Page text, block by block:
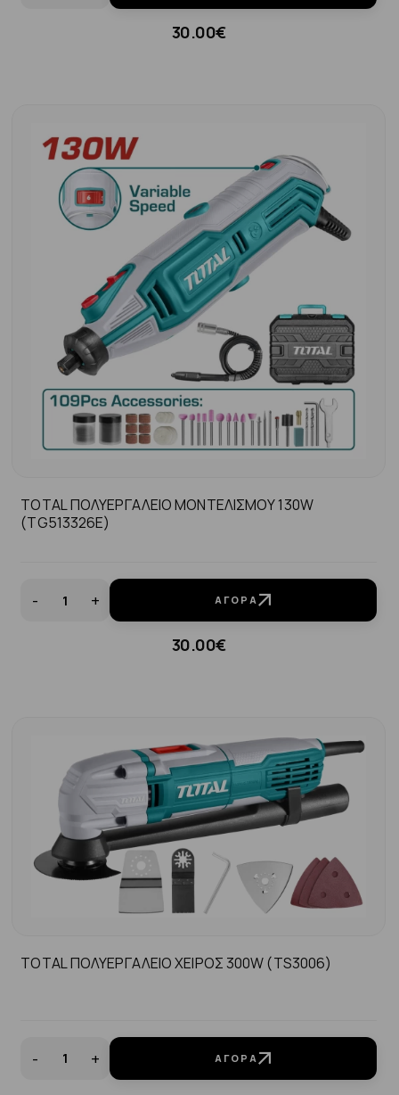
30.00€
TOTAL ΠΟΛΥΕΡΓΑΛΕΙΟ ΜΟΝΤΕΛΙΣΜΟΥ 130W
(TG513326E)
- + ΑΓΟΡΆ
30.00€
TOTAL ΠΟΛΥΕΡΓΑΛΕΙΟ ΧΕΙΡΟΣ 300W (TS3006)
- + ΑΓΟΡΆ